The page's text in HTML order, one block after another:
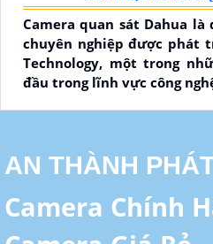
Camera quan sát Dahua là
chuyên nghiệp được phát
Technology, một trong
đầu trong lĩnh vực công
AN THÀNH
Camera Chính